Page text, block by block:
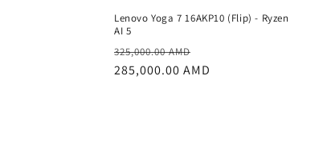
Lenovo Yoga 7 16AKP10 (Flip) - Ryzen
AI 5
Обычная
цена
325,000.00 AMD
со
285,000.00 AMD